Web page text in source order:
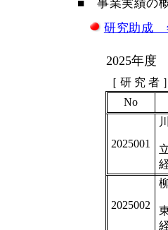
■ 事業実績の
研究助成
2025年度
［ 研 究 者 ］
No
2025001
2025002